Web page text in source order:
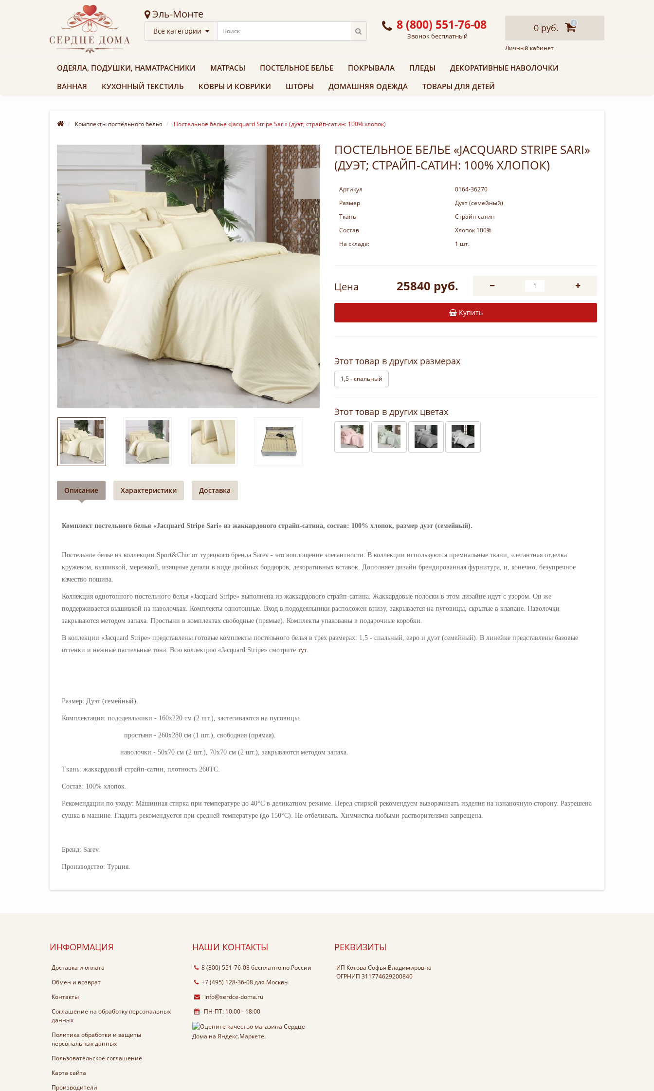
Эль-Монте
Все категории 8 (800) 551-76-08
Звонок бесплатный
0 руб. 0
Личный кабинет
ОДЕЯЛА, ПОДУШКИ, НАМАТРАСНИКИ МАТРАСЫ ПОСТЕЛЬНОЕ БЕЛЬЕ ПОКРЫВАЛА ПЛЕДЫ
ДЕКОРАТИВНЫЕ НАВОЛОЧКИ
ВАННАЯ
КУХОННЫЙ ТЕКСТИЛЬ КОВРЫ И КОВРИКИ ШТОРЫ ДОМАШНЯЯ ОДЕЖДА ТОВАРЫ ДЛЯ ДЕТЕЙ
Комплекты постельного белья Постельное белье «Jacquard Stripe Sari» (дуэт; страйп-сатин: 100% хлопок)
ПОСТЕЛЬНОЕ БЕЛЬЕ «JACQUARD STRIPE SARI»
(ДУЭТ; СТРАЙП-САТИН: 100% ХЛОПОК)
Артикул
0164-36270
Размер
Дуэт (семейный)
Ткань
Страйп-сатин
Состав
Хлопок 100%
На складе:
1 шт.
Цена 25840 руб.
Купить
Этот товар в других размерах
1,5 - спальный
Этот товар в других цветах
Описание Характеристики Доставка
Комплект постельного белья «Jacquard Stripe Sari» из жаккардового страйп-сатина, состав: 100% хлопок, размер дуэт (семейный).
Постельное белье из коллекции Sport&Chic от турецкого бренда Sarev - это воплощение элегантности. В коллекции используются премиальные ткани, элегантная отделка
кружевом, вышивкой, мережкой, изящные детали в виде двойных бордюров, декоративных вставок. Дополняет дизайн брендированная фурнитура, и, конечно, безупречное
качество пошива.
Коллекция однотонного постельного белья «Jacquard Stripe» выполнена из жаккардового страйп-сатина. Жаккардовые полоски в этом дизайне идут с узором. Он же
поддерживается вышивкой на наволочках. Комплекты однотонные. Вход в пододеяльники расположен внизу, закрывается на пуговицы, скрытые в клапане. Наволочки
закрываются методом запаха. Простыни в комплектах свободные (прямые). Комплекты упакованы в подарочные коробки
В коллекции «Jacquard Stripe» представлены готовые комплекты постельного белья в трех размерах: 1,5 - спальный, евро и дуэт (семейный). В линейке представлены базовые
оттенки и нежные пастельные тона. Всю коллекцию «Jacquard Stripe» смотрите тут.
Размер: Дуэт (семейный).
Комплектация: пододеяльники - 160х220 см (2 шт.), застегиваются на пуговицы.
простыня - 260х280 см (1 шт.), свободная (прямая).
наволочки - 50х70 см (2 шт.), 70х70 см (2 шт.), закрываются методом запаха.
Ткань: жаккардовый страйп-сатин, плотность 260ТС
Состав: 100% хлопок.
Рекомендации по уходу: Машинная стирка при температуре до 40°C в деликатном режиме. Перед стиркой рекомендуем выворачивать изделия на изнаночную сторону. Разрешена
сушка в машине. Гладить рекомендуется при средней температуре (до 150°C) Не отбеливать. Химчистка любыми растворителями запрещена.
Бренд: Sarev.
Производство: Турция.
ИНФОРМАЦИЯ
Доставка и оплата
Обмен и возврат
Контакты
Соглашение на обработку персональных
данных
Политика обработки и защиты
персональных данных
Пользовательское соглашение
Карта сайта
Производители
НАШИ КОНТАКТЫ
8 (800) 551-76-08бесплатно по России
+7 (495) 128-36-08для Москвы
info@serdce-doma.ru
ПН-ПТ: 10:00 - 18:00
РЕКВИЗИТЫ
ИП Котова Софья Владимировна
ОГРНИП 311774629200840